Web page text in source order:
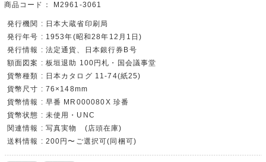
商品コード： M2961-3061
発行機関 : 日本大蔵省印刷局
発行年号 : 1953年(昭和28年12月1日)
発行情報 : 法定通貨、日本銀行券B号
額面図案 : 板垣退助 100円札・国会議事堂
貨幣種類 : 日本カタログ 11-74(紙25)
貨幣尺寸 : 76×148mm
貨幣情報 : 早番 MR000080X 珍番
貨幣状態 : 未使用・UNC
関連情報 : 写真実物 (店頭在庫)
送料情報 : 200円〜ご選択可(同梱可)